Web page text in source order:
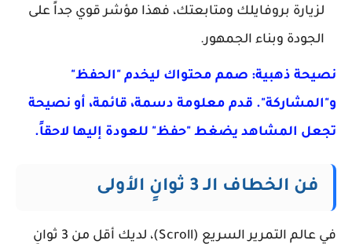
لزيارة بروفايلك ومتابعتك، فهذا مؤشر قوي جداً على
الجودة وبناء الجمهور.
نصيحة ذهبية: صمم محتواك ليخدم "الحفظ"
و"المشاركة". قدم معلومة دسمة، قائمة، أو نصيحة
تجعل المشاهد يضغط "حفظ" للعودة إليها لاحقاً.
فن الخطاف الـ 3 ثوانٍ الأولى
في عالم التمرير السريع (Scroll)، لديك أقل من 3 ثوانٍ